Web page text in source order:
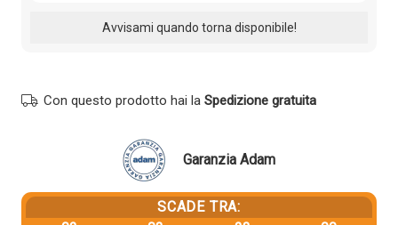
Con questo prodotto hai la Spedizione gratuita
Garanzia Adam
SCADE TRA: